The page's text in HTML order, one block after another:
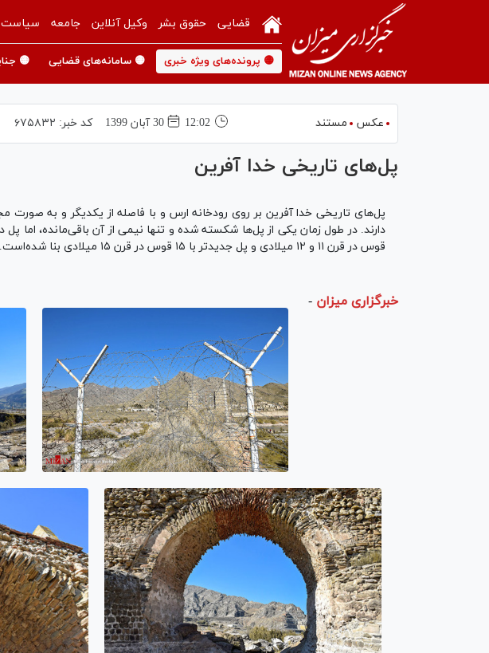
قضایی حقوق بشر وکیل آنلاین جامعه سیاست
🟡 پرونده‌های ویژه خبری 🟡 سامانه‌های قضایی 🟡
عکس مستند 12:02 30 آبان 1399 کد خبر: ۶۷۵۸۳۲
پل‌های تاریخی خدا آفرین
پل‌های تاریخی خدا آفرین بر روی رودخانه ارس و با فاصله از یکدیگر و به صورت
قوس در قرن ۱۱ و ۱۲ میلادی و پل جدیدتر با ۱۵ قوس در قرن ۱۵ میلادی بنا شده‌است.
خبرگزاری میزان -